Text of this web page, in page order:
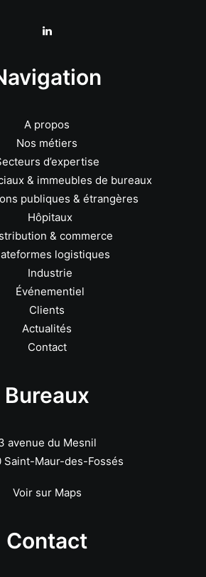
A propos
Nos métiers
d’expertise
& immeubles de bureaux
publiques & étrangères
Hôpitaux
& commerce
logistiques
Industrie
Événementiel
Clients
Actualités
Contact
Bureaux
avenue du Mesnil
Saint-Maur-des-Fossés
Voir sur Maps
Contact